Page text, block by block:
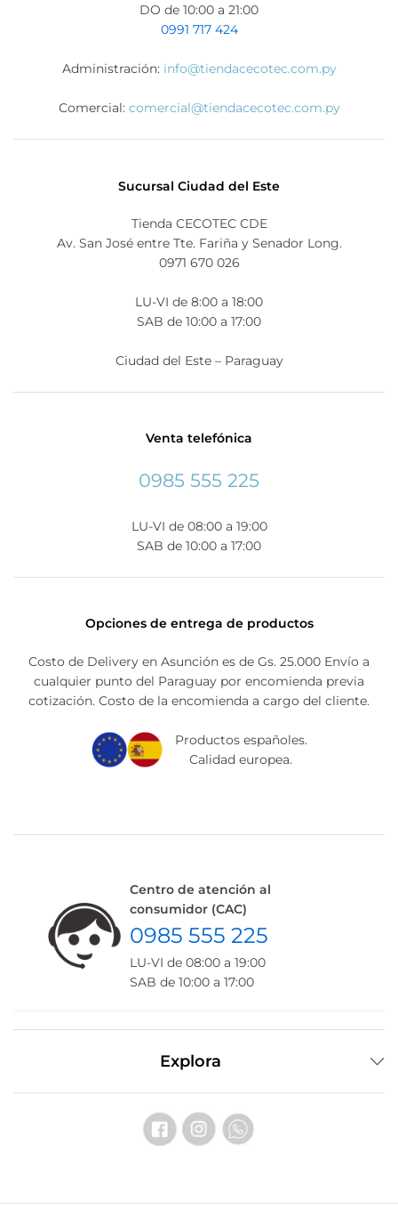
DO de 10:00 a 21:00
0991 717 424
Administración: info@tiendacecotec.com.py
Comercial: comercial@tiendacecotec.com.py
Sucursal Ciudad del Este
Tienda CECOTEC CDE
Av. San José entre Tte. Fariña y Senador Long.
0971 670 026
LU-VI de 8:00 a 18:00
SAB de 10:00 a 17:00
Ciudad del Este – Paraguay
Venta telefónica
0985 555 225
LU-VI de 08:00 a 19:00
SAB de 10:00 a 17:00
Opciones de entrega de productos
Costo de Delivery en Asunción es de Gs. 25.000 Envío a
cualquier punto del Paraguay por encomienda previa
cotización. Costo de la encomienda a cargo del cliente.
Productos españoles.
Calidad europea.
Centro de atención al
consumidor (CAC)
0985 555 225
LU-VI de 08:00 a 19:00
SAB de 10:00 a 17:00
Explora